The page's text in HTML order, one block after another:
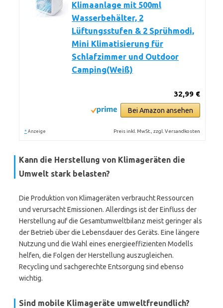
Klimaanlage mit 500ml
Wasserbehälter, 2
Lüftungsstufen & 2 Sprühmodi,
Mini Klimatisierung für
Schlafzimmer und Outdoor
Camping(Weiß)
32,99 €
Bei Amazon ansehen
* Anzeige Preis inkl. MwSt., zzgl. Versandkosten
Kann die Herstellung von Klimageräten die
Umwelt stark belasten?
Die Produktion von Klimageräten verbraucht Ressourcen
und verursacht Emissionen. Allerdings ist der Einfluss der
Herstellung auf die Gesamtumweltbilanz meist geringer als
der Betrieb über die Lebensdauer des Geräts. Eine längere
Nutzung und die Wahl eines energieeffizienten Modells
helfen, die Folgen der Herstellung auszugleichen.
Recycling und sachgerechte Entsorgung sind ebenso
wichtig.
Sind mobile Klimageräte umweltfreundlich?